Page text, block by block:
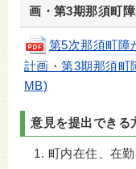
画・第3期那須町
第5次那須町障
計画・第3期那須町
MB)
意見を提出できる
町内在住、在